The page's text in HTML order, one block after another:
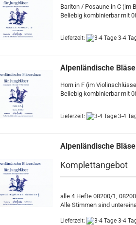
Bariton / Posaune in C (im
Beliebig kombinierbar mit
Lieferzeit: 3-4
Alpenländische
Horn in F (im
Beliebig kombinierbar mit
Lieferzeit: 3-4
Alpenländische
Komplettangebot
alle 4 Hefte 08200/1,
Alle Stimmen sind
Lieferzeit: 3-4